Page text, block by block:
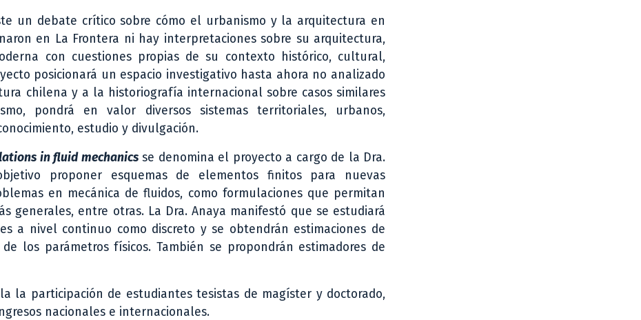
un debate crítico sobre cómo el urbanismo y la arquitectura en
en La Frontera ni hay interpretaciones sobre su arquitectura,
con cuestiones propias de su contexto histórico, cultural,
posicionará un espacio investigativo hasta ahora no analizado
chilena y a la historiografía internacional sobre casos similares
pondrá en valor diversos sistemas territoriales, urbanos,
estudio y divulgación.
in fluid mechanicsse denomina el proyecto a cargo de la Dra.
proponer esquemas de elementos finitos para nuevas
en mecánica de fluidos, como formulaciones que permitan
generales, entre otras. La Dra. Anaya manifestó que se estudiará
a nivel continuo como discreto y se obtendrán estimaciones de
los parámetros físicos. También se propondrán estimadores de
la participación de estudiantes tesistas de magíster y doctorado,
nacionales e internacionales.